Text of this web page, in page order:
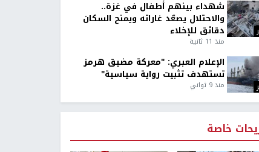
شهداء بينهم أطفال في غزة..
والاحتلال يصعّد غاراته ويمنح السكان
دقائق للإخلاء
منذ 11 ثانية
الإعلام العبري: "معركة مضيق هرمز
تستهدف تثبيت رواية سياسية"
منذ 9 ثواني
خاصة